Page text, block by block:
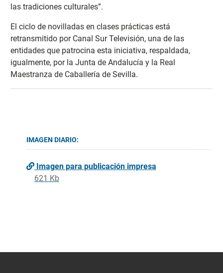
las tradiciones culturales”.
El ciclo de novilladas en clases prácticas está
retransmitido por Canal Sur Televisión, una de las
entidades que patrocina esta iniciativa, respaldada,
igualmente, por la Junta de Andalucía y la Real
Maestranza de Caballería de Sevilla.
IMAGEN DIARIO:
Imagen para publicación impresa
621 Kb